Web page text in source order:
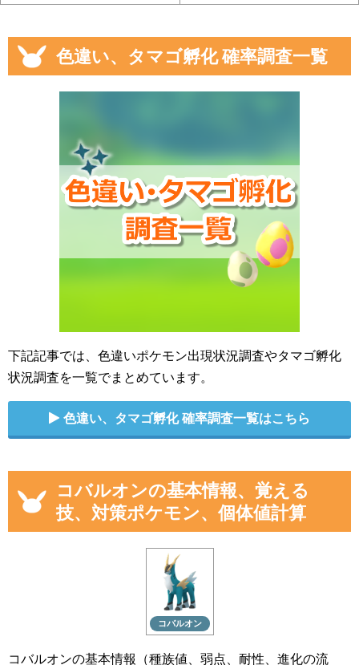
色違い、タマゴ孵化 確率調査一覧
下記記事では、色違いポケモン出現状況調査やタマゴ孵化
状況調査を一覧でまとめています。
色違い、タマゴ孵化 確率調査一覧はこちら
コバルオンの基本情報、覚える
技、対策ポケモン、個体値計算
コバルオン
コバルオンの基本情報（種族値、弱点、耐性、進化の流